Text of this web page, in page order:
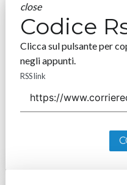
close
Codice
Clicca sul pulsante per
negli appunti.
RSS link